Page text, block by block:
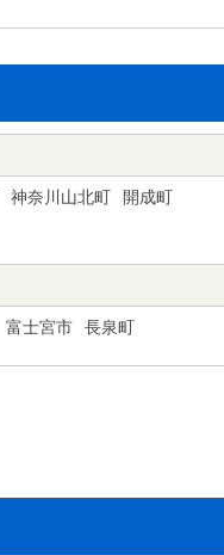
神奈川山北町
開成町
富士宮市 長泉町